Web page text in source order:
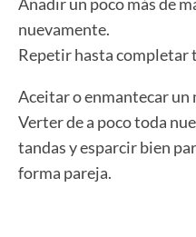
nuevamente.
Repetir hasta completar
Aceitar o enmantecar un
Verter de a poco toda
tandas y esparcir bien
forma pareja.